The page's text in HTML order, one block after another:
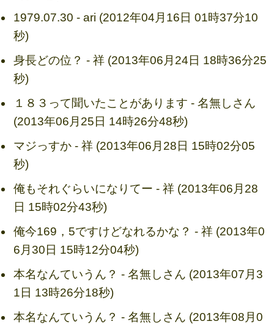
1979.07.30 - ari (2012年04月16日 01時37分10
秒)
身長どの位？ - 祥 (2013年06月24日 18時36分25
秒)
１８３って聞いたことがあります - 名無しさん
(2013年06月25日 14時26分48秒)
マジっすか - 祥 (2013年06月28日 15時02分05
秒)
俺もそれぐらいになりてー - 祥 (2013年06月28
日 15時02分43秒)
俺今169，5ですけどなれるかな？ - 祥 (2013年0
6月30日 15時12分04秒)
本名なんていうん？ - 名無しさん (2013年07月3
1日 13時26分18秒)
本名なんていうん？ - 名無しさん (2013年08月0